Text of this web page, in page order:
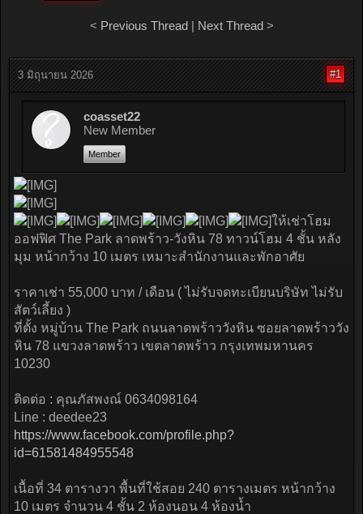
< Previous Thread| Next Thread>
3 มิถุนายน 2026 #1
coasset22
New Member
Member
ให้เช่าโฮม
ออฟฟิศ The Park ลาดพร้าว-วังหิน 78 ทาวน์โฮม 4 ชั้น หลัง
มุม หน้ากว้าง 10 เมตร เหมาะสำนักงานและพักอาศัย
ราคาเช่า 55,000 บาท / เดือน ( ไม่รับจดทะเบียนบริษัท ไม่รับ
สัตว์เลี้ยง )
ที่ตั้ง หมู่บ้าน The Park ถนนลาดพร้าววังหิน ซอยลาดพร้าววัง
หิน 78 แขวงลาดพร้าว เขตลาดพร้าว กรุงเทพมหานคร
10230
ติดต่อ : คุณภัสพงณ์ 0634098164
Line : deedee23
https://www.facebook.com/profile.php?
id=61581484955548
เนื้อที่ 34 ตารางวา พื้นที่ใช้สอย 240 ตารางเมตร หน้ากว้าง
10 เมตร จำนวน 4 ชั้น 2 ห้องนอน 4 ห้องน้ำ